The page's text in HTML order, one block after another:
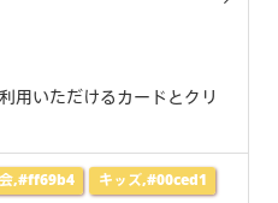
用いただけるカードとクリ
,#ff69b4 キッズ,#00ced1